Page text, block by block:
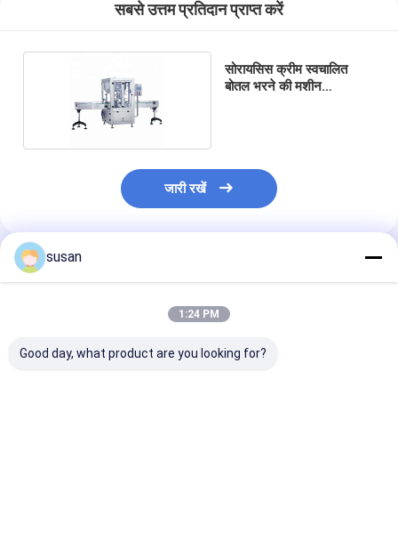
सबसे उत्तम प्रतिदान प्राप्त करें
सोरायसिस क्रीम स्वचालित
बोतल भरने की मशीन
जारी रखें
अनुशंसित उत्पाद
susan
1:24 PM
Good day, what product are you looking for?